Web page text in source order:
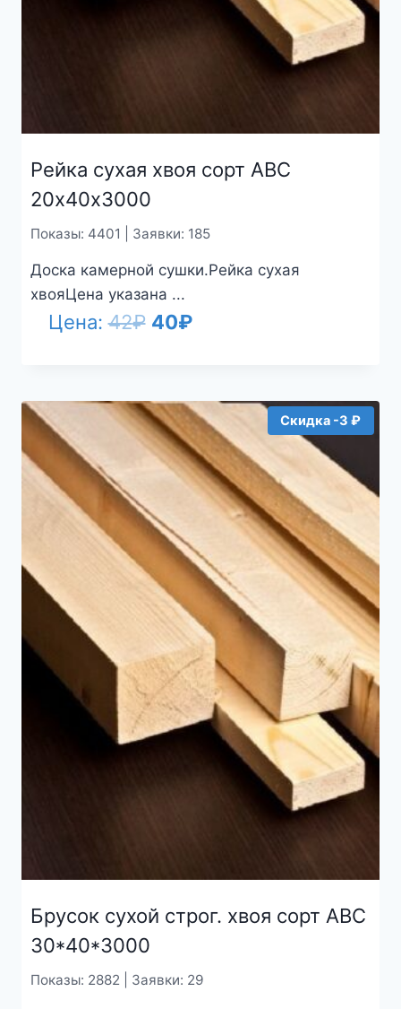
Рейка сухая хвоя сорт АВС
20х40х3000
Показы: 4401 | Заявки: 185
Доска камерной сушки.Рейка сухая
хвояЦена указана ...
Цена:42₽ Первоначальная
42₽.
40₽Текущая
Скидка -3 ₽
Брусок сухой строг. хвоя сорт АВС
30*40*3000
Показы: 2882 | Заявки: 29